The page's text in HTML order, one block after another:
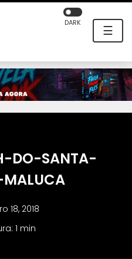
☰
DARK
DO-SANTA-
18, 2018
1 min